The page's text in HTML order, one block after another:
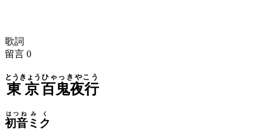
歌詞
留言 0
東京
とうきょう
百鬼夜行
ひゃっきやこう
初音
はつね
ミク
みく